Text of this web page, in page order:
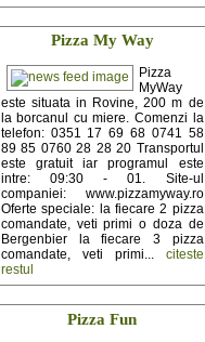
Pizza My Way
Pizza
MyWay
este situata in Rovine, 200 m de
la borcanul cu miere. Comenzi la
telefon: 0351 17 69 68 0741 58
89 85 0760 28 28 20 Transportul
este gratuit iar programul este
intre: 09:30 - 01. Site-ul
companiei: www.pizzamyway.ro
Oferte speciale: la fiecare 2 pizza
comandate, veti primi o doza de
Bergenbier la fiecare 3 pizza
comandate, veti primi... citeste
restul
Pizza Fun